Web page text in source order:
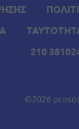
210
©2026